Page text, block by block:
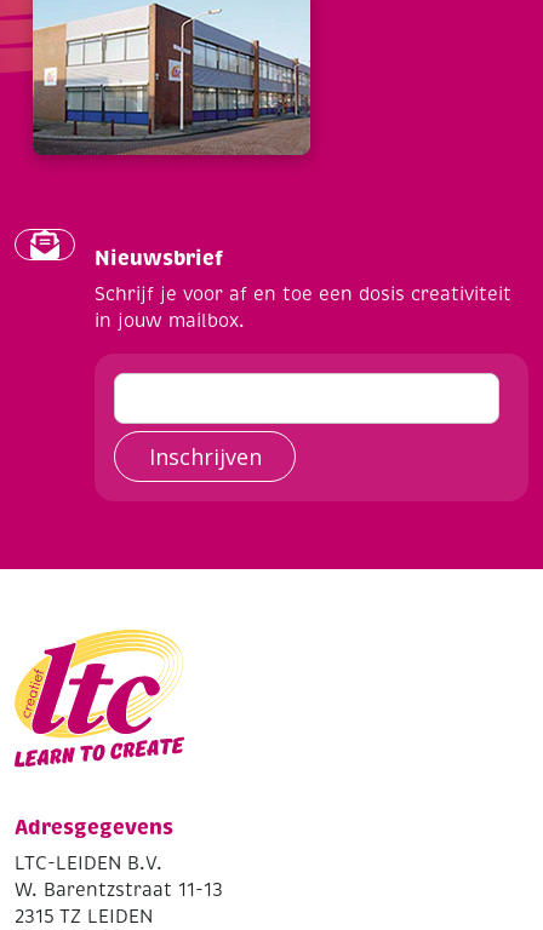
Nieuwsbrief
Schrijf je voor af en toe een dosis creativiteit
in jouw mailbox.
Inschrijven
Adresgegevens
LTC-LEIDEN B.V.
W. Barentzstraat 11-13
2315 TZ LEIDEN